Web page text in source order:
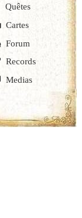
Quêtes
Cartes
Forum
Records
Medias